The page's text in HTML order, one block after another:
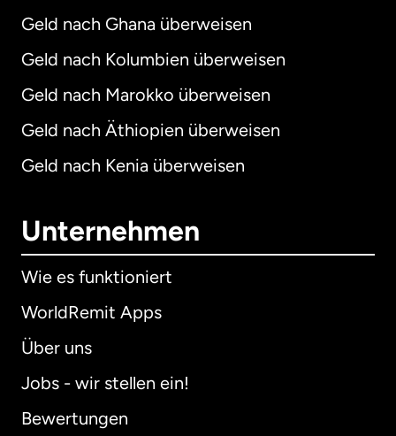
Geld nach Ghana überweisen
Geld nach Kolumbien überweisen
Geld nach Marokko überweisen
Geld nach Äthiopien überweisen
Geld nach Kenia überweisen
Unternehmen
Wie es funktioniert
WorldRemit Apps
Über uns
Jobs - wir stellen ein!
Bewertungen